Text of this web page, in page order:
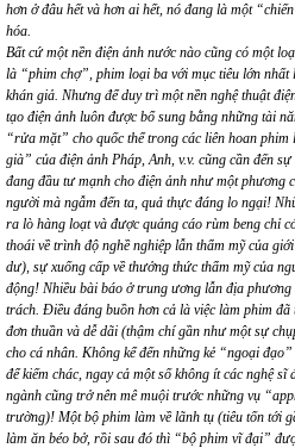
hơn ở đâu hết và hơn ai hết, nó đang là một
hóa.
Bất cứ một nền điện ảnh nước nào cũng có một
là “phim chợ”, phim loại ba với mục tiêu lớn
khán giả. Nhưng để duy trì một nền nghệ thuật
tạo điện ảnh luôn được bổ sung bằng những tài
“rửa mặt” cho quốc thể trong các liên hoan
già” của điện ảnh Pháp, Anh, v.v. cũng cần đến
đang đầu tư mạnh cho điện ảnh như một phương
người mà ngẫm đến ta, quả thực đáng lo ngại!
ra lò hàng loạt và được quảng cáo rùm beng chỉ
thoái về trình độ nghề nghiệp lẫn thẩm mỹ của
dư), sự xuống cấp về thưởng thức thẩm mỹ của
động! Nhiều bài báo ở trung ương lẫn địa
trách. Điều đáng buồn hơn cả là việc làm phim
đơn thuần và dễ dãi (thậm chí gần như một sự
cho cá nhân. Không kể đến những kẻ “ngoại
để kiếm chác, ngay cả một số không ít các nghệ
ngành cũng trở nên mê muội trước những vụ
trường)! Một bộ phim làm về lãnh tụ (tiêu tốn tới
làm ăn béo bở, rồi sau đó thì “bộ phim vĩ đại”